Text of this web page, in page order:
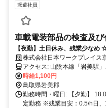
派遣社員
車載電装部品の検査及
【夜勤】土日休み、残業少なめ
株式会社日本ワークプレイス
アクセス: 山陰本線「岩美駅」より徒歩5分 岩美駅より日本交通 路線
バスあり ★車・バイク・自転
時給1,100円
鳥取県岩美郡
勤務時間・曜日: 【夕勤】
定勤務 ※残業目安：0.5/h日、